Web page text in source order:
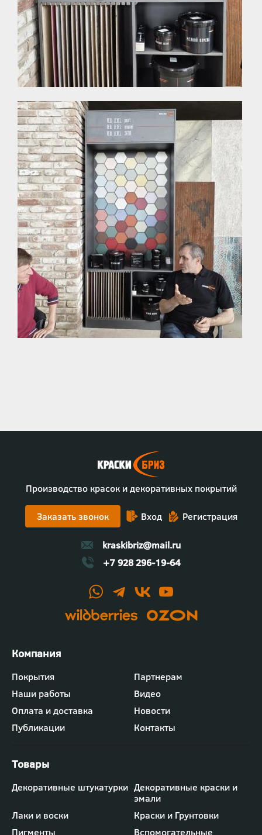
Производство красок и декоративных покрытий
Заказать звонок Вход Регистрация
kraskibriz@mail.ru
+7 928 296-19-64
Футер
-
меню
"Компания"
Покрытия
Партнерам
Наши работы
Видео
Оплата и доставка
Новости
Публикации
Контакты
Футер
-
меню
"Товары"
Декоративные штукатурки Декоративные краски и
эмали
Лаки и воски
Краски и Грунтовки
Пигменты
Вспомогательные